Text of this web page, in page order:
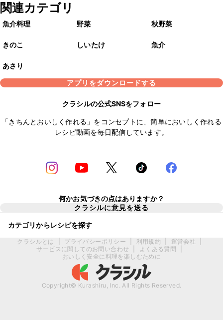
関連カテゴリ
魚介料理 野菜 秋野菜
きのこ しいたけ 魚介
あさり
アプリをダウンロードする
クラシルの公式SNSをフォロー
「きちんとおいしく作れる」をコンセプトに、簡単においしく作れる
レシピ動画を毎日配信しています。
何かお気づきの点はありますか？
クラシルに意見を送る
カテゴリからレシピを探す
クラシルとは プライバシーポリシー 利用規約 運営会社
サービスに関してのお問い合わせ
よくある質問
おいしく安全に料理を楽しむために
Copyright© Kurashiru, Inc. All Rights Reserved.